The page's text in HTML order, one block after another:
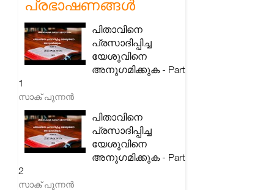
പ്രഭാഷണങ്ങൾ
പിതാവിനെ
പ്രസാദിപ്പിച്ച
യേശുവിനെ
അനുഗമിക്കുക - Part
1
സാക് പുന്നൻ
പിതാവിനെ
പ്രസാദിപ്പിച്ച
യേശുവിനെ
അനുഗമിക്കുക - Part
2
സാക് പുന്നൻ